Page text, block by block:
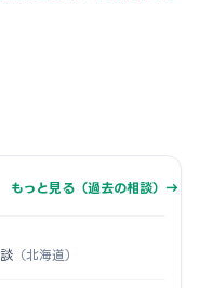
もっと見る（過去の相談）→
（北海道）